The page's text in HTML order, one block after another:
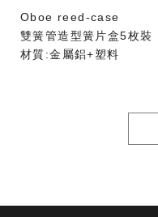
Oboe reed-case
雙簧管造型簧片盒5枚裝
材質:金屬鋁+塑料